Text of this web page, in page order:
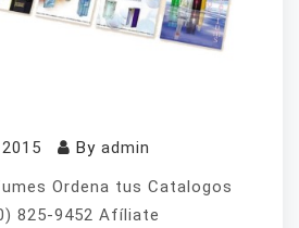
By admin
Ordena tus Catalogos
825-9452 Afíliate